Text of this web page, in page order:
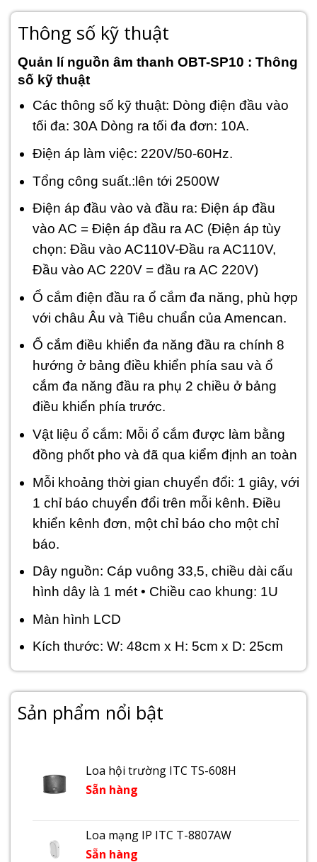
Thông số kỹ thuật
Quản lí nguồn âm thanh OBT-SP10 : Thông
số kỹ thuật
Các thông số kỹ thuật: Dòng điện đầu vào
tối đa: 30A Dòng ra tối đa đơn: 10A.
Điện áp làm việc: 220V/50-60Hz.
Tổng công suất.:lên tới 2500W
Điện áp đầu vào và đầu ra: Điện áp đầu
vào AC = Điện áp đầu ra AC (Điện áp tùy
chọn: Đầu vào AC110V-Đầu ra AC110V,
Đầu vào AC 220V = đầu ra AC 220V)
Ổ cắm điện đầu ra ổ cắm đa năng, phù hợp
với châu Âu và Tiêu chuẩn của Amencan.
Ổ cắm điều khiển đa năng đầu ra chính 8
hướng ở bảng điều khiển phía sau và ổ
cắm đa năng đầu ra phụ 2 chiều ở bảng
điều khiển phía trước.
Vật liệu ổ cắm: Mỗi ổ cắm được làm bằng
đồng phốt pho và đã qua kiểm định an toàn
Mỗi khoảng thời gian chuyển đổi: 1 giây, với
1 chỉ báo chuyển đổi trên mỗi kênh. Điều
khiển kênh đơn, một chỉ báo cho một chỉ
báo.
Dây nguồn: Cáp vuông 33,5, chiều dài cấu
hình dây là 1 mét • Chiều cao khung: 1U
Màn hình LCD
Kích thước: W: 48cm x H: 5cm x D: 25cm
Sản phẩm nổi bật
Loa hội trường ITC TS-608H
Sẵn hàng
Loa mạng IP ITC T-8807AW
Sẵn hàng